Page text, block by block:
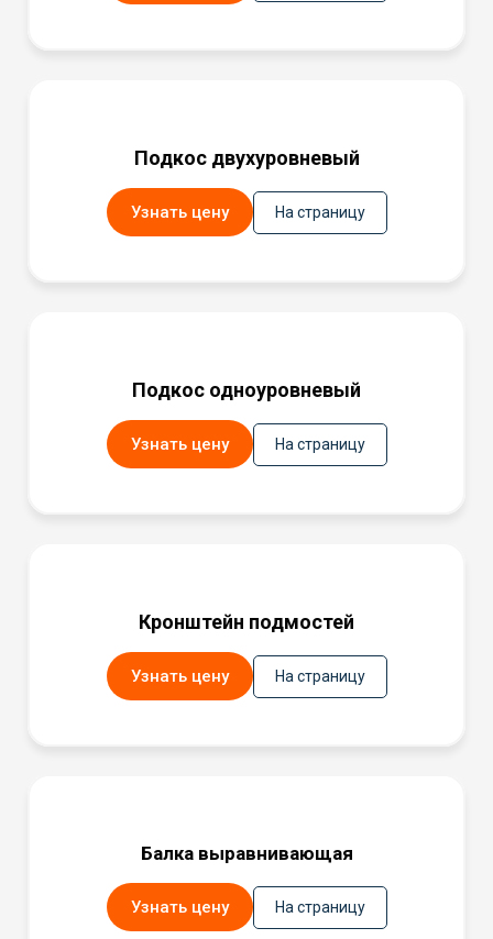
Подкос двухуровневый
Узнать цену На страницу
Подкос одноуровневый
Узнать цену На страницу
Кронштейн подмостей
Узнать цену На страницу
Балка выравнивающая
Узнать цену На страницу